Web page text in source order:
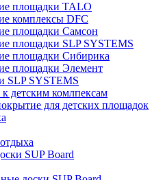
площадки TALO
комплексы DFC
площадки Самсон
площадки SLP SYSTEMS
площадки Сибирика
площадки Элемент
SLP SYSTEMS
детским комлпексам
для детских площадок
SUP Board